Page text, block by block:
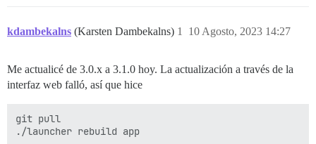
kdambekalns (Karsten Dambekalns) 10 Agosto, 2023 14:27
1
Me actualicé de 3.0.x a 3.1.0 hoy. La actualización a través de la
interfaz web falló, así que hice
git pull